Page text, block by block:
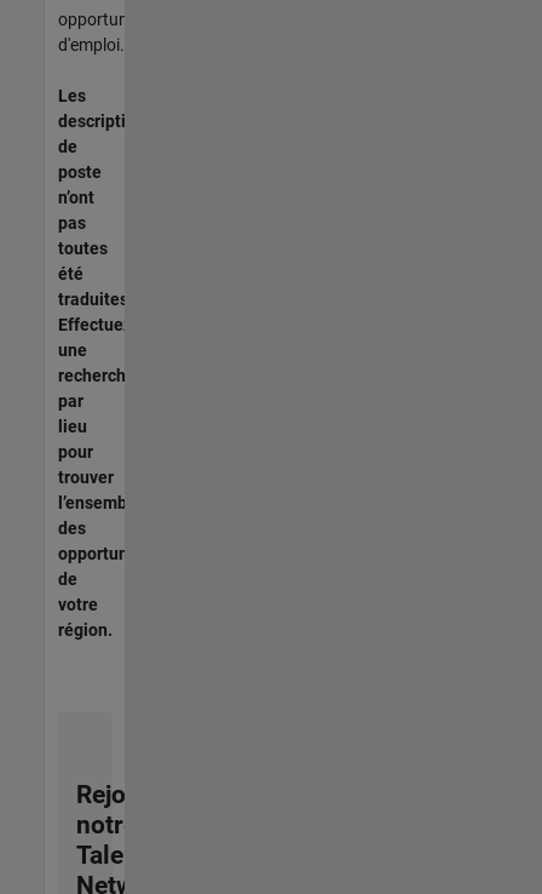
opportunités
d'emploi.
Les
descriptions
de
poste
n’ont
pas
toutes
été
traduites.
Effectuez
une
recherche
par
lieu
pour
trouver
l’ensemble
des
opportunités
de
votre
région.
Rejoignez
notre
Talent
Network